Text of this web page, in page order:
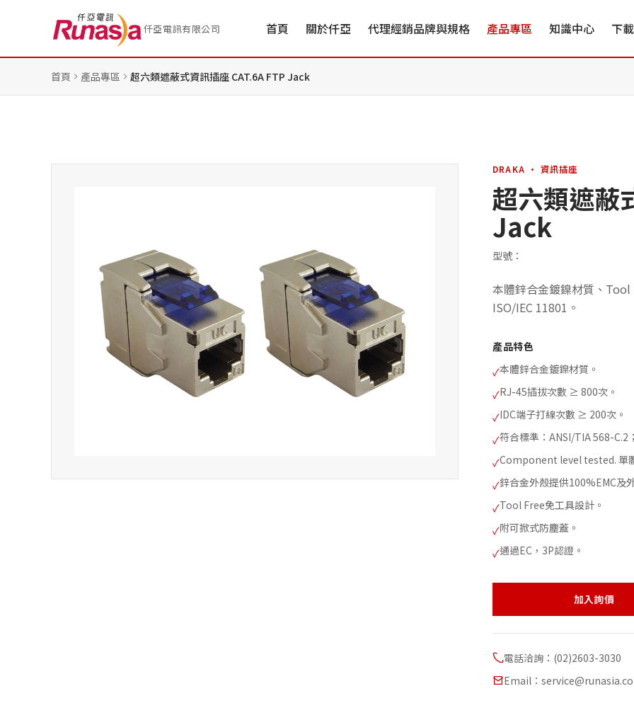
仟亞電訊有限公司 首頁 關於仟亞 代理經銷品牌與規格 產品專區 知識中心 下
首頁 產品專區 超六類遮蔽式資訊插座 CAT.6A FTP Jack
DRAKA · 資訊插座
超六類遮蔽
Jack
型號：
本體鋅合金鍍鎳材質、Tool
ISO/IEC 11801。
產品特色
✓本體鋅合金鍍鎳材質。
✓RJ-45插拔次數 ≥ 800次。
✓IDC端子打線次數 ≥ 200次。
✓符合標準：ANSI/TIA 568-C.2
✓Component level tested. 單
✓鋅合金外殼提供100%EMC及
✓Tool Free免工具設計。
✓附可掀式防塵蓋。
✓通過EC，3P認證。
加入詢價
電話洽詢：(02)2603-3030
Email：